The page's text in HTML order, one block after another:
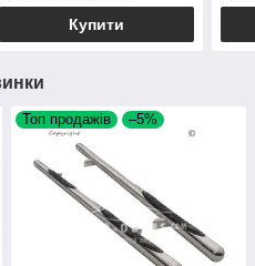
Купити
Топ продажів –5%